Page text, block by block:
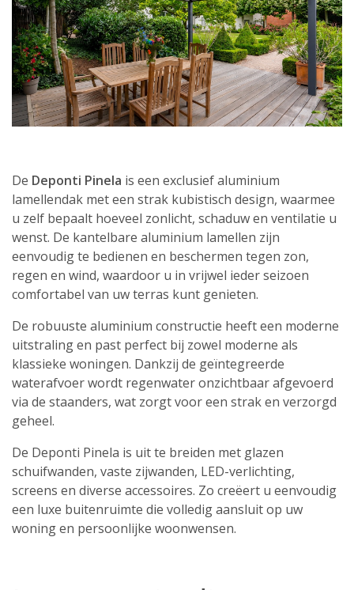
De Deponti Pinela is een exclusief aluminium
lamellendak met een strak kubistisch design, waarmee
u zelf bepaalt hoeveel zonlicht, schaduw en ventilatie u
wenst. De kantelbare aluminium lamellen zijn
eenvoudig te bedienen en beschermen tegen zon,
regen en wind, waardoor u in vrijwel ieder seizoen
comfortabel van uw terras kunt genieten.
De robuuste aluminium constructie heeft een moderne
uitstraling en past perfect bij zowel moderne als
klassieke woningen. Dankzij de geïntegreerde
waterafvoer wordt regenwater onzichtbaar afgevoerd
via de staanders, wat zorgt voor een strak en verzorgd
geheel.
De Deponti Pinela is uit te breiden met glazen
schuifwanden, vaste zijwanden, LED-verlichting,
screens en diverse accessoires. Zo creëert u eenvoudig
een luxe buitenruimte die volledig aansluit op uw
woning en persoonlijke woonwensen.